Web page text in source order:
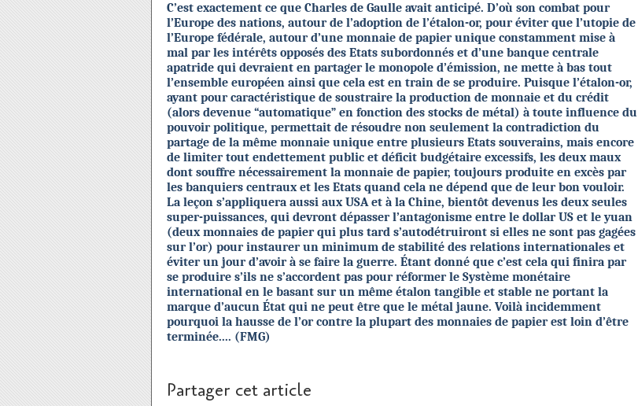
C’est exactement ce que Charles de Gaulle avait anticipé. D’où son combat pour
l’Europe des nations, autour de l’adoption de l’étalon-or, pour éviter que l’utopie de
l’Europe fédérale, autour d’une monnaie de papier unique constamment mise à
mal par les intérêts opposés des Etats subordonnés et d’une banque centrale
apatride qui devraient en partager le monopole d’émission, ne mette à bas tout
l’ensemble européen ainsi que cela est en train de se produire. Puisque l’étalon-or,
ayant pour caractéristique de soustraire la production de monnaie et du crédit
(alors devenue “automatique” en fonction des stocks de métal) à toute influence du
pouvoir politique, permettait de résoudre non seulement la contradiction du
partage de la même monnaie unique entre plusieurs Etats souverains, mais encore
de limiter tout endettement public et déficit budgétaire excessifs, les deux maux
dont souffre nécessairement la monnaie de papier, toujours produite en excès par
les banquiers centraux et les Etats quand cela ne dépend que de leur bon vouloir.
La leçon s’appliquera aussi aux USA et à la Chine, bientôt devenus les deux seules
super-puissances, qui devront dépasser l’antagonisme entre le dollar US et le yuan
(deux monnaies de papier qui plus tard s’autodétruiront si elles ne sont pas gagées
sur l’or) pour instaurer un minimum de stabilité des relations internationales et
éviter un jour d’avoir à se faire la guerre. Étant donné que c’est cela qui finira par
se produire s’ils ne s’accordent pas pour réformer le Système monétaire
international en le basant sur un même étalon tangible et stable ne portant la
marque d’aucun État qui ne peut être que le métal jaune. Voilà incidemment
pourquoi la hausse de l’or contre la plupart des monnaies de papier est loin d’être
terminée.... (FMG)
Partager cet article